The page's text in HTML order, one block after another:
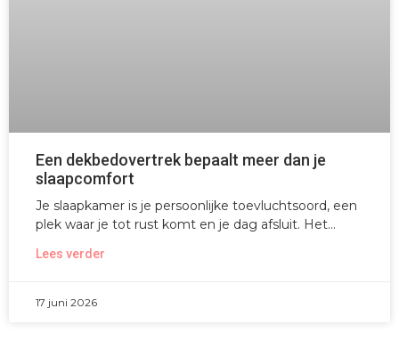
Een dekbedovertrek bepaalt meer dan je
slaapcomfort
Je slaapkamer is je persoonlijke toevluchtsoord, een
plek waar je tot rust komt en je dag afsluit. Het
Lees verder
17 juni 2026